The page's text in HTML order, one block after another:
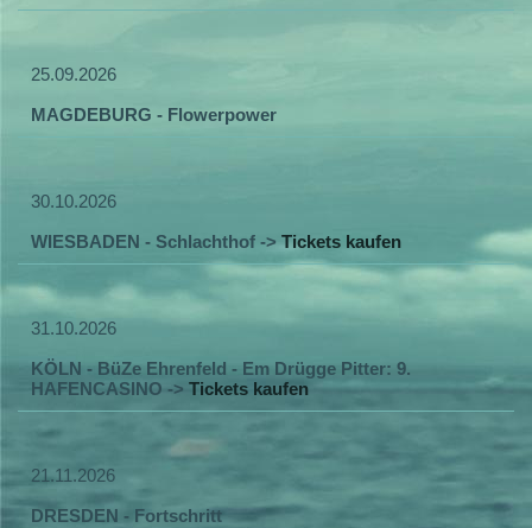
25.09.2026
MAGDEBURG - Flowerpower
30.10.2026
WIESBADEN - Schlachthof -> Tickets kaufen
31.10.2026
KÖLN - BüZe Ehrenfeld - Em Drügge Pitter: 9.
HAFENCASINO -> Tickets kaufen
21.11.2026
DRESDEN - Fortschritt